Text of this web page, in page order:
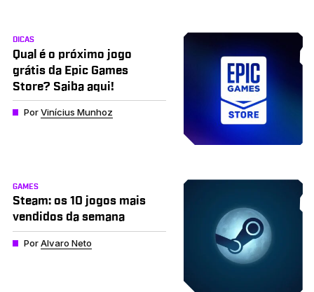
DICAS
Qual é o próximo jogo
grátis da Epic Games
Store? Saiba aqui!
PorVinícius Munhoz
GAMES
Steam: os 10 jogos mais
vendidos da semana
PorAlvaro Neto